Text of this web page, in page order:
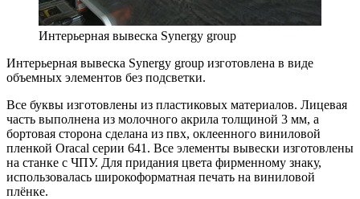
Интерьерная вывеска Synergy group
Интерьерная вывеска Synergy group изготовлена в виде
объемных элементов без подсветки.
Все буквы изготовлены из пластиковых материалов. Лицевая
часть выполнена из молочного акрила толщиной 3 мм, а
бортовая сторона сделана из пвх, оклеенного виниловой
пленкой Oracal серии 641. Все элементы вывески изготовлены
на станке с ЧПУ. Для придания цвета фирменному знаку,
использовалась широкоформатная печать на виниловой
плёнке.